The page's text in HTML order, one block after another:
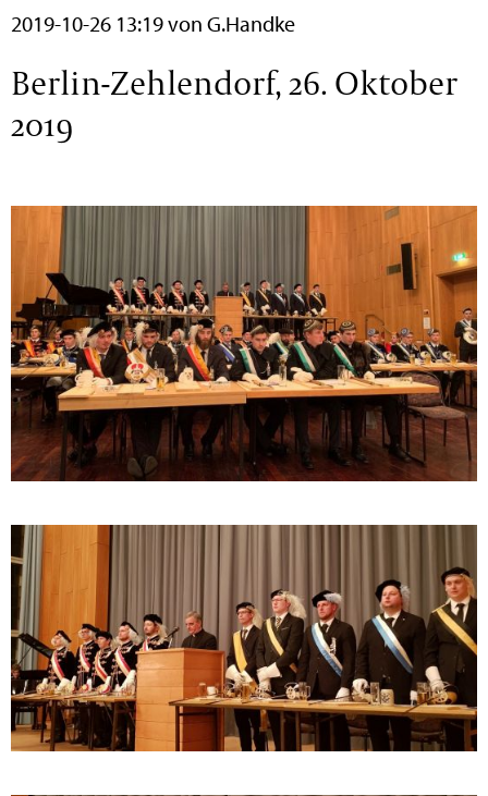
2019-10-26 13:19von G.Handke
Berlin-Zehlendorf, 26. Oktober
2019